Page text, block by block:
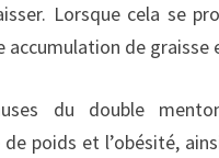
Lorsque cela se
accumulation de
du double
poids et l’obésité,